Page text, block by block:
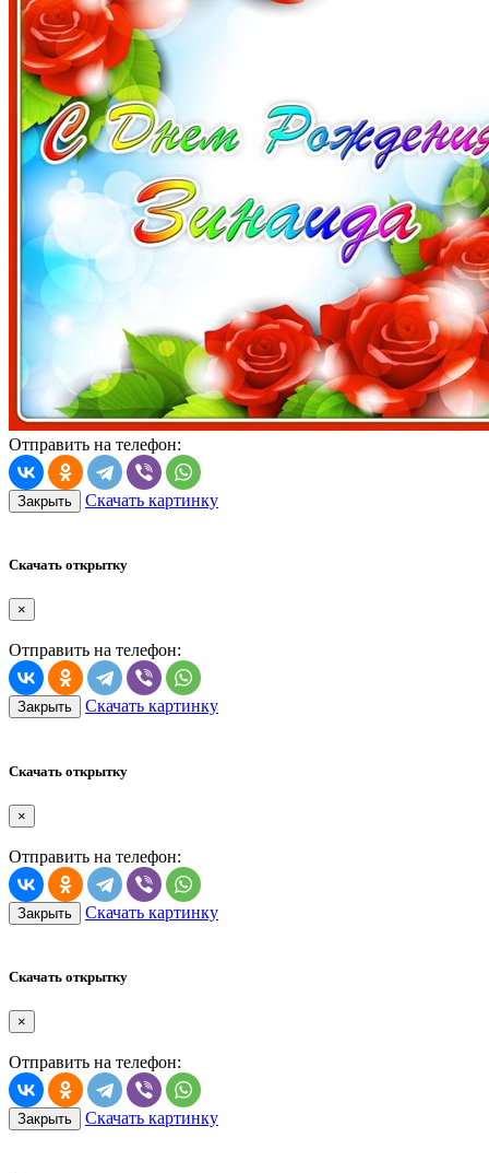
Отправить на телефон:
Закрыть Скачать картинку
Скачать открытку
×
Отправить на телефон:
Закрыть Скачать картинку
Скачать открытку
×
Отправить на телефон:
Закрыть Скачать картинку
Скачать открытку
×
Отправить на телефон:
Закрыть Скачать картинку